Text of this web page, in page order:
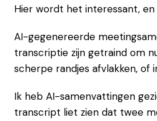
Hier wordt het interessant,
AI-gegenereerde
transcriptie zijn getraind om
scherpe randjes afvlakken, of
Ik heb AI-samenvattingen
transcript liet zien dat twee